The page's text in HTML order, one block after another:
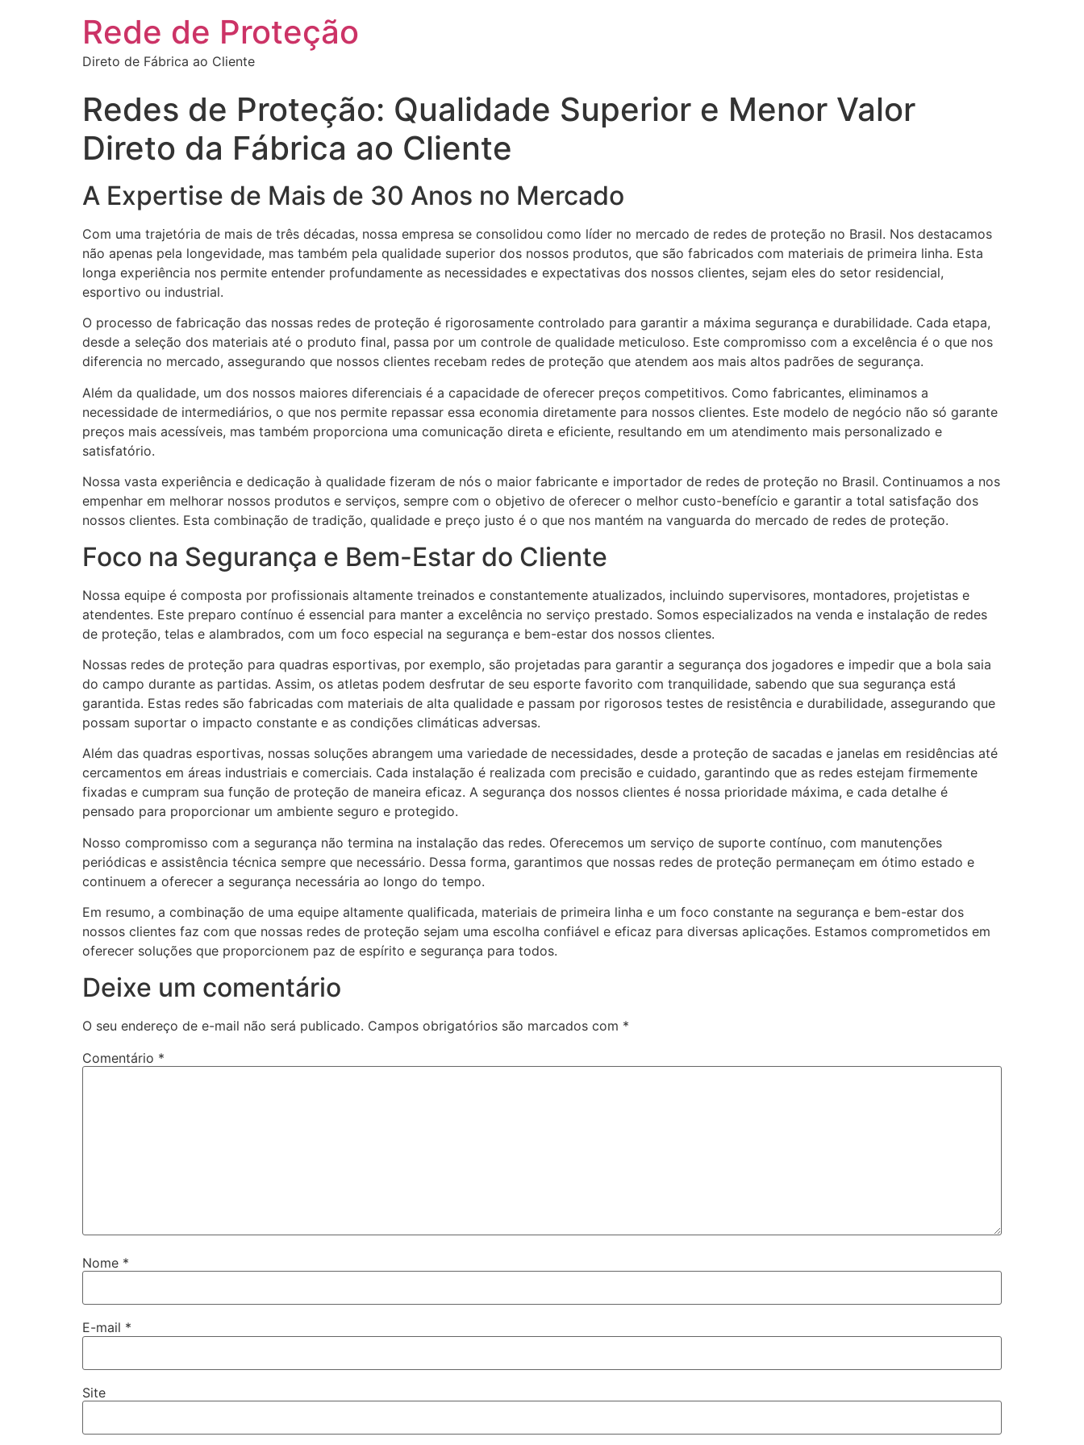
Rede de Proteção
Direto de Fábrica ao Cliente
Redes de Proteção: Qualidade Superior e Menor Valor
Direto da Fábrica ao Cliente
A Expertise de Mais de 30 Anos no Mercado
Com uma trajetória de mais de três décadas, nossa empresa se consolidou como líder no mercado de redes de proteção no Brasil. Nos destacamos
não apenas pela longevidade, mas também pela qualidade superior dos nossos produtos, que são fabricados com materiais de primeira linha. Esta
longa experiência nos permite entender profundamente as necessidades e expectativas dos nossos clientes, sejam eles do setor residencial,
esportivo ou industrial.
O processo de fabricação das nossas redes de proteção é rigorosamente controlado para garantir a máxima segurança e durabilidade. Cada etapa,
desde a seleção dos materiais até o produto final, passa por um controle de qualidade meticuloso. Este compromisso com a excelência é o que nos
diferencia no mercado, assegurando que nossos clientes recebam redes de proteção que atendem aos mais altos padrões de segurança.
Além da qualidade, um dos nossos maiores diferenciais é a capacidade de oferecer preços competitivos. Como fabricantes, eliminamos a
necessidade de intermediários, o que nos permite repassar essa economia diretamente para nossos clientes. Este modelo de negócio não só garante
preços mais acessíveis, mas também proporciona uma comunicação direta e eficiente, resultando em um atendimento mais personalizado e
satisfatório.
Nossa vasta experiência e dedicação à qualidade fizeram de nós o maior fabricante e importador de redes de proteção no Brasil. Continuamos a nos
empenhar em melhorar nossos produtos e serviços, sempre com o objetivo de oferecer o melhor custo-benefício e garantir a total satisfação dos
nossos clientes. Esta combinação de tradição, qualidade e preço justo é o que nos mantém na vanguarda do mercado de redes de proteção.
Foco na Segurança e Bem-Estar do Cliente
Nossa equipe é composta por profissionais altamente treinados e constantemente atualizados, incluindo supervisores, montadores, projetistas e
atendentes. Este preparo contínuo é essencial para manter a excelência no serviço prestado. Somos especializados na venda e instalação de redes
de proteção, telas e alambrados, com um foco especial na segurança e bem-estar dos nossos clientes.
Nossas redes de proteção para quadras esportivas, por exemplo, são projetadas para garantir a segurança dos jogadores e impedir que a bola saia
do campo durante as partidas. Assim, os atletas podem desfrutar de seu esporte favorito com tranquilidade, sabendo que sua segurança está
garantida. Estas redes são fabricadas com materiais de alta qualidade e passam por rigorosos testes de resistência e durabilidade, assegurando que
possam suportar o impacto constante e as condições climáticas adversas.
Além das quadras esportivas, nossas soluções abrangem uma variedade de necessidades, desde a proteção de sacadas e janelas em residências até
cercamentos em áreas industriais e comerciais. Cada instalação é realizada com precisão e cuidado, garantindo que as redes estejam firmemente
fixadas e cumpram sua função de proteção de maneira eficaz. A segurança dos nossos clientes é nossa prioridade máxima, e cada detalhe é
pensado para proporcionar um ambiente seguro e protegido.
Nosso compromisso com a segurança não termina na instalação das redes. Oferecemos um serviço de suporte contínuo, com manutenções
periódicas e assistência técnica sempre que necessário. Dessa forma, garantimos que nossas redes de proteção permaneçam em ótimo estado e
continuem a oferecer a segurança necessária ao longo do tempo.
Em resumo, a combinação de uma equipe altamente qualificada, materiais de primeira linha e um foco constante na segurança e bem-estar dos
nossos clientes faz com que nossas redes de proteção sejam uma escolha confiável e eficaz para diversas aplicações. Estamos comprometidos em
oferecer soluções que proporcionem paz de espírito e segurança para todos.
Deixe um comentário
O seu endereço de e-mail não será publicado. Campos obrigatórios são marcados com *
Comentário *
Nome *
E-mail *
Site